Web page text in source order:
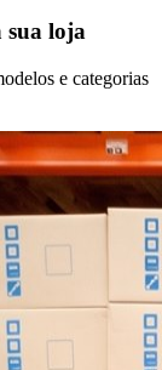
sua loja
e categorias